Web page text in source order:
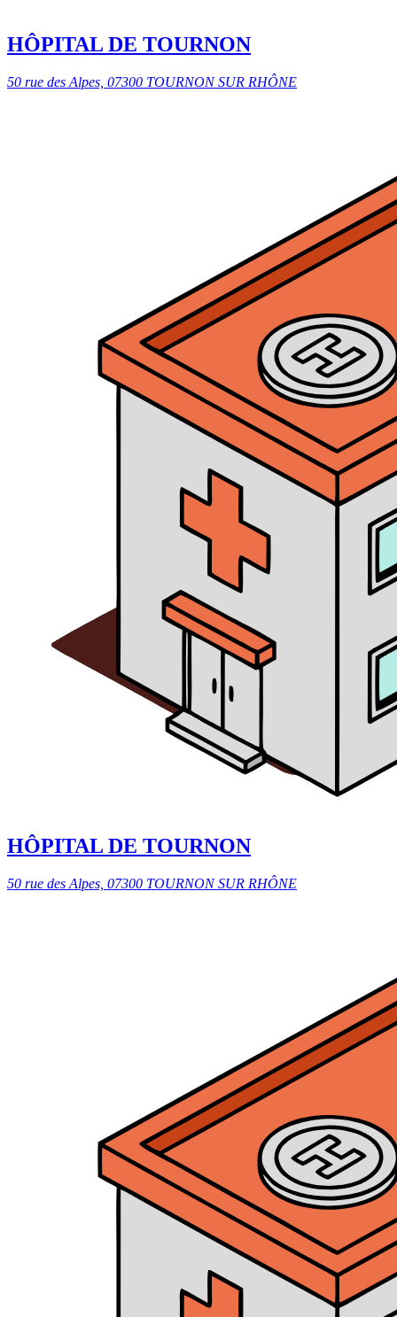
HÔPITAL DE TOURNON
50 rue des Alpes, 07300 TOURNON SUR RHÔNE
HÔPITAL DE TOURNON
50 rue des Alpes, 07300 TOURNON SUR RHÔNE